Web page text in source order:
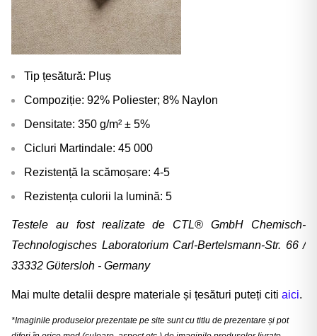
Tip țesătură: Pluș
Compoziție: 92% Poliester; 8% Naylon
Densitate: 350 g/m² ± 5%
Cicluri Martindale: 45 000
Rezistență la scămoșare: 4-5
Rezistența culorii la lumină: 5
Testele au fost realizate de CTL® GmbH Chemisch-
Technologisches Laboratorium Carl-Bertelsmann-Str. 66 /
33332 Gϋtersloh - Germany
Mai multe detalii despre materiale și țesături puteți citi aici.
*Imaginile produselor prezentate pe site sunt cu titlu de prezentare și pot